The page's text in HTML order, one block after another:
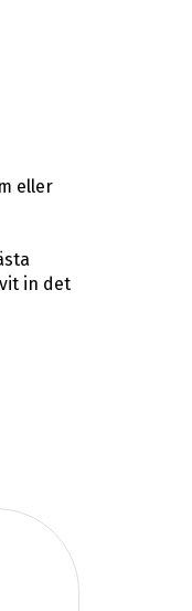
eller
in det